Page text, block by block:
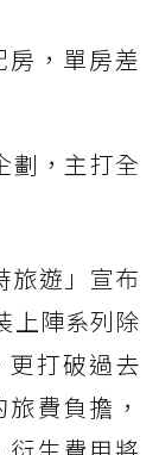
，單房差
劃，主打全
旅遊」宣布
上陣系列除
打破過去
費負擔，